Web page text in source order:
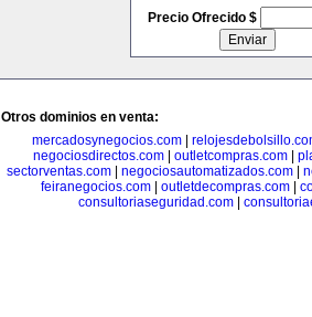
Precio Ofrecido $
Otros dominios en venta:
mercadosynegocios.com
negociosdirectos.com
outletcompras.com
sectorventas.com
negociosautomatizados.com
feiranegocios.com| outletdecompras.com|
consultoriaseguridad.com